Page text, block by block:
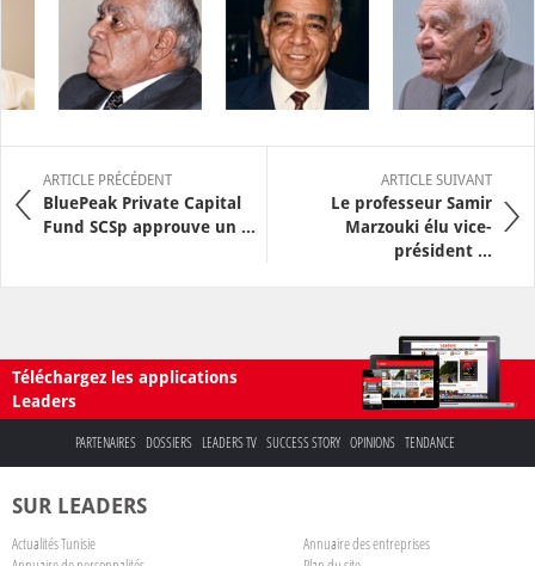
ARTICLE PRÉCÉDENT
BluePeak Private Capital
Fund SCSp approuve un ...
ARTICLE SUIVANT
Le professeur Samir
Marzouki élu vice-
président ...
Téléchargez les applications
Leaders
PARTENAIRES DOSSIERS LEADERS TV SUCCESS STORY OPINIONS TENDANCE
SUR LEADERS
Actualités Tunisie
Annuaire des entreprises